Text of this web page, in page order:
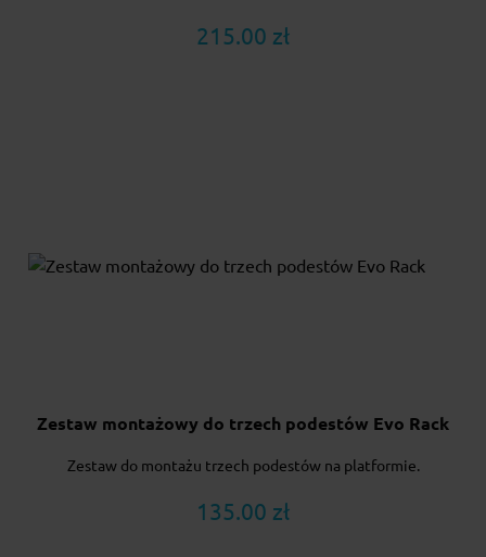
215.00 zł
Zestaw montażowy do trzech podestów Evo Rack
Zestaw do montażu trzech podestów na platformie.
135.00 zł